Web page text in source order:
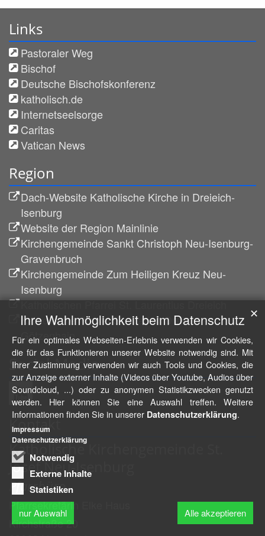
Links
Pastoraler Weg
Bischof
Deutsche Bischofskonferenz
katholisch.de
Internetseelsorge
Caritas
Vatican News
Region
Dach-Website Katholische Kirche in Dreieich-
Isenburg
Website der Region Mainlinie
Kirchengemeinde Sankt Christoph Neu-Isenburg-
Gravenbruch
Kirchengemeinde Zum Heiligen Kreuz Neu-
Isenburg
Katholischen Pfarrei St. Laurentius Dreieich
Katholische Pfarrei St. Marien Dreieich-
Götzenhain
Social Media
Kontakt
Katholische Kirchengemeinde St.
Josef Neu-Isenburg
Pfarrbüro
Pfarrsekretärin
Kirchstraße 20
Ihre Wahlmöglichkeit beim Datenschutz
Für ein optimales Webseiten-Erlebnis verwenden wir Cookies,
die für das Funktionieren unserer Website notwendig sind. Mit
Ihrer Zustimmung verwenden wir auch Tools und Cookies, die
zur Anzeige externer Inhalte (Videos über Youtube, Audios über
Soundcloud, ...) oder zu anonymen Statistikzwecken genutzt
werden. Hier können Sie eine Auswahl treffen. Weitere
Informationen finden Sie in unserer Datenschutzerklärung.
Notwendig
Externe Inhalte
Statistiken
nur Auswahl Alle akzeptieren
✕
Impressum
Datenschutzerklärung